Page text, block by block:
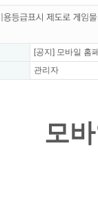
[공지] 모바일 홈
관리자
모